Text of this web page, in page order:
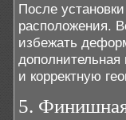
После
расположения.
избежать
и корректную
5.